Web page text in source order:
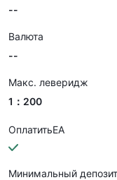
--
Валюта
--
Макс. леверидж
1：200
ОплатитьEA
Минимальный депозит